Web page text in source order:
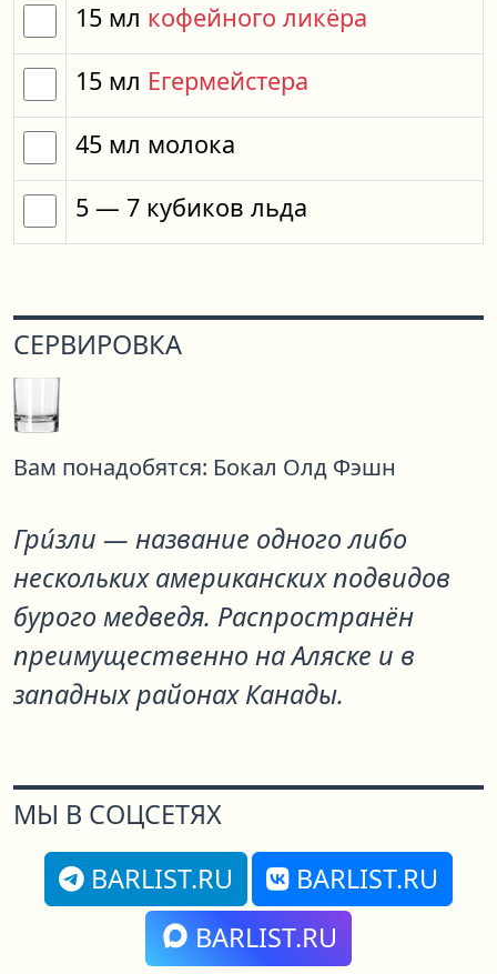
15 мл кофейного ликёра
15 мл Егермейстера
45 мл молока
5 — 7 кубиков льда
СЕРВИРОВКА
Вам понадобятся: Бокал Олд Фэшн
Гри́зли — название одного либо
нескольких американских подвидов
бурого медведя. Распространён
преимущественно на Аляске и в
западных районах Канады.
МЫ В СОЦСЕТЯХ
BARLIST.RU
BARLIST.RU
BARLIST.RU